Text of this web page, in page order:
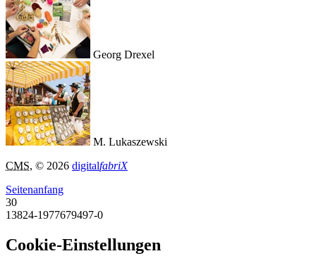
Georg Drexel
M. Lukaszewski
CMS, © 2026 digitalfabriX
Seitenanfang
30
13824-1977679497-0
Cookie-Einstellungen